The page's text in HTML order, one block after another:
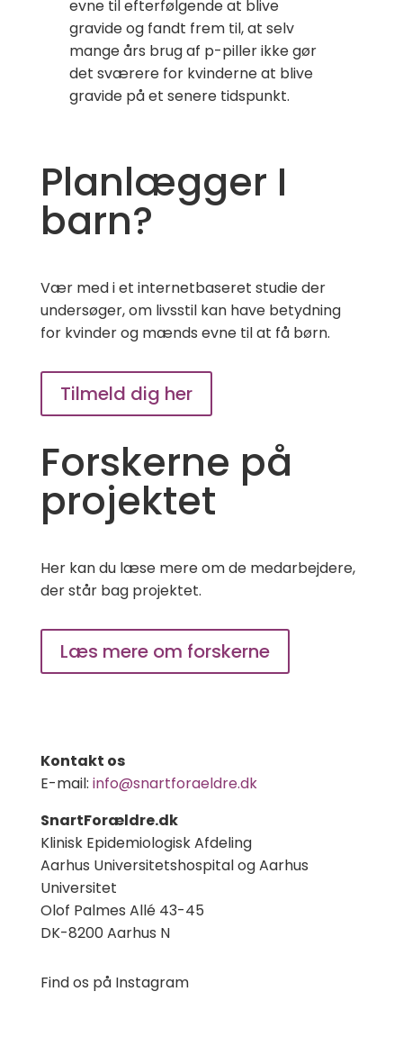
evne til efterfølgende at blive
gravide og fandt frem til, at selv
mange års brug af p-piller ikke gør
det sværere for kvinderne at blive
gravide på et senere tidspunkt.
Planlægger I
barn?
Vær med i et internetbaseret studie der
undersøger, om livsstil kan have betydning
for kvinder og mænds evne til at få børn.
Tilmeld dig her
Forskerne på
projektet
Her kan du læse mere om de medarbejdere,
der står bag projektet.
Læs mere om forskerne
Kontakt os
E-mail: info@snartforaeldre.dk
SnartForældre.dk
Klinisk Epidemiologisk Afdeling
Aarhus Universitetshospital og Aarhus
Universitet
Olof Palmes Allé 43-45
DK-8200 Aarhus N
Find os på Instagram